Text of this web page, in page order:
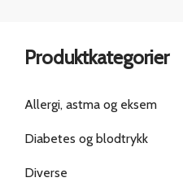
Produktkategorier
Allergi, astma og eksem
Diabetes og blodtrykk
Diverse